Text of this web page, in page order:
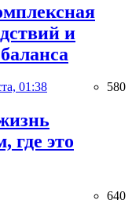
и
01:38 580
где это
640